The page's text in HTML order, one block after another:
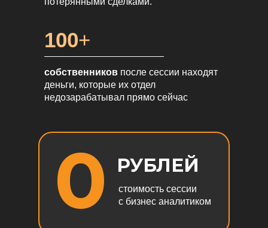
собственников после сессии находят
деньги, которые их отдел
недозарабатывал прямо сейчас
100+
стоимость сессии
с бизнес аналитиком
РУБЛЕЙ
0